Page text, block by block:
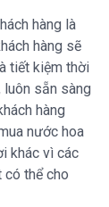
hàng là
hàng sẽ
tiết kiệm thời
luôn sẵn sàng
hàng
nước hoa
khác vì các
có thể cho